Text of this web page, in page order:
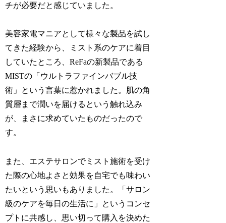
チが必要だと感じていました。
美容家電マニアとして様々な製品を試し
てきた経験から、ミスト系のケアに着目
していたところ、ReFaの新製品である
MISTの「ウルトラファインバブル技
術」という言葉に惹かれました。肌の角
質層まで潤いを届けるという触れ込み
が、まさに求めていたものだったので
す。
また、エステサロンでミスト施術を受け
た際の心地よさと効果を自宅でも味わい
たいという思いもありました。「サロン
級のケアを毎日の生活に」というコンセ
プトに共感し、思い切って購入を決めた